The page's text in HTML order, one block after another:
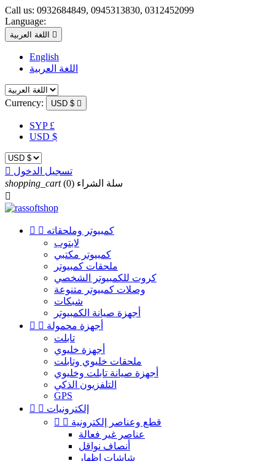
Call us: 0932684849, 0945313830, 0312452099
Language:
اللغة العربية 
English
اللغة العربية
Currency: USD $ 
SYP £
USD $
 تسجيل الدخول
shopping_cart
سلة الشراء (0)

  كمبيوتر وملحقاته
لابتوب
كمبيوتر مكتبي
ملحقات كمبيوتر
كروت للكمبيوتر الشخصي
وصلات كمبيوتر متنوعة
شبكات
أجهزة صيانة الكمبيوتر
  أجهزة محمولة
تابلت
أجهزة خليوي
ملحقات خليوي وتابلت
أجهزة صيانة تابلت وخليوي
التلفزيون الذكي
GPS
  إلكترونيات
  قطع وعناصر إلكترونية
عناصر غير فعالة
أنصاف نواقل
شاشات إظهار